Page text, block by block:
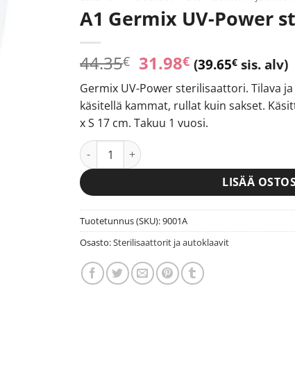
A1 Germix UV-Power
44.35€ Alkuperäinen
hinta
oli:
44.35€.
31.98€Nykyinen
hinta
on:
31.98€.
(39.65€ sis. alv)
Germix UV-Power sterilisaattori. Tilava
käsitellä kammat, rullat kuin sakset.
x S 17 cm. Takuu 1 vuosi.
A1 Germix UV-Power sterilisaattori määrä
LISÄÄ
Tuotetunnus (SKU):9001A
Osasto:Sterilisaattorit ja autoklaavit